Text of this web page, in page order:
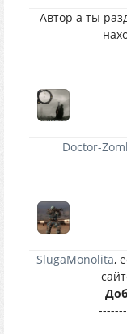
Автор а ты
Doctor-
SlugaMonolita,